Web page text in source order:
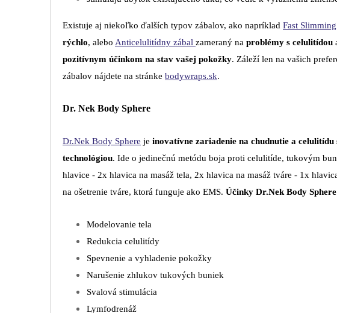
Existuje aj niekoľko ďalších typov zábalov, ako napríklad Fast Slimming
rýchlo, alebo Anticelulitídny zábal zameraný na problémy s celulitídou
pozitívnym účinkom na stav vašej pokožky. Záleží len na vašich
zábalov nájdete na stránke bodywraps.sk.
Dr. Nek Body Sphere
Dr.Nek Body Sphere je inovatívne zariadenie na chudnutie a
technológiou. Ide o jedinečnú metódu boja proti celulitíde, tukovým
hlavice - 2x hlavica na masáž tela, 2x hlavica na masáž tváre - 1x
na ošetrenie tváre, ktorá funguje ako EMS. Účinky Dr.Nek Body
Modelovanie tela
Redukcia celulitídy
Spevnenie a vyhladenie pokožky
Narušenie zhlukov tukových buniek
Svalová stimulácia
Lymfodrenáž